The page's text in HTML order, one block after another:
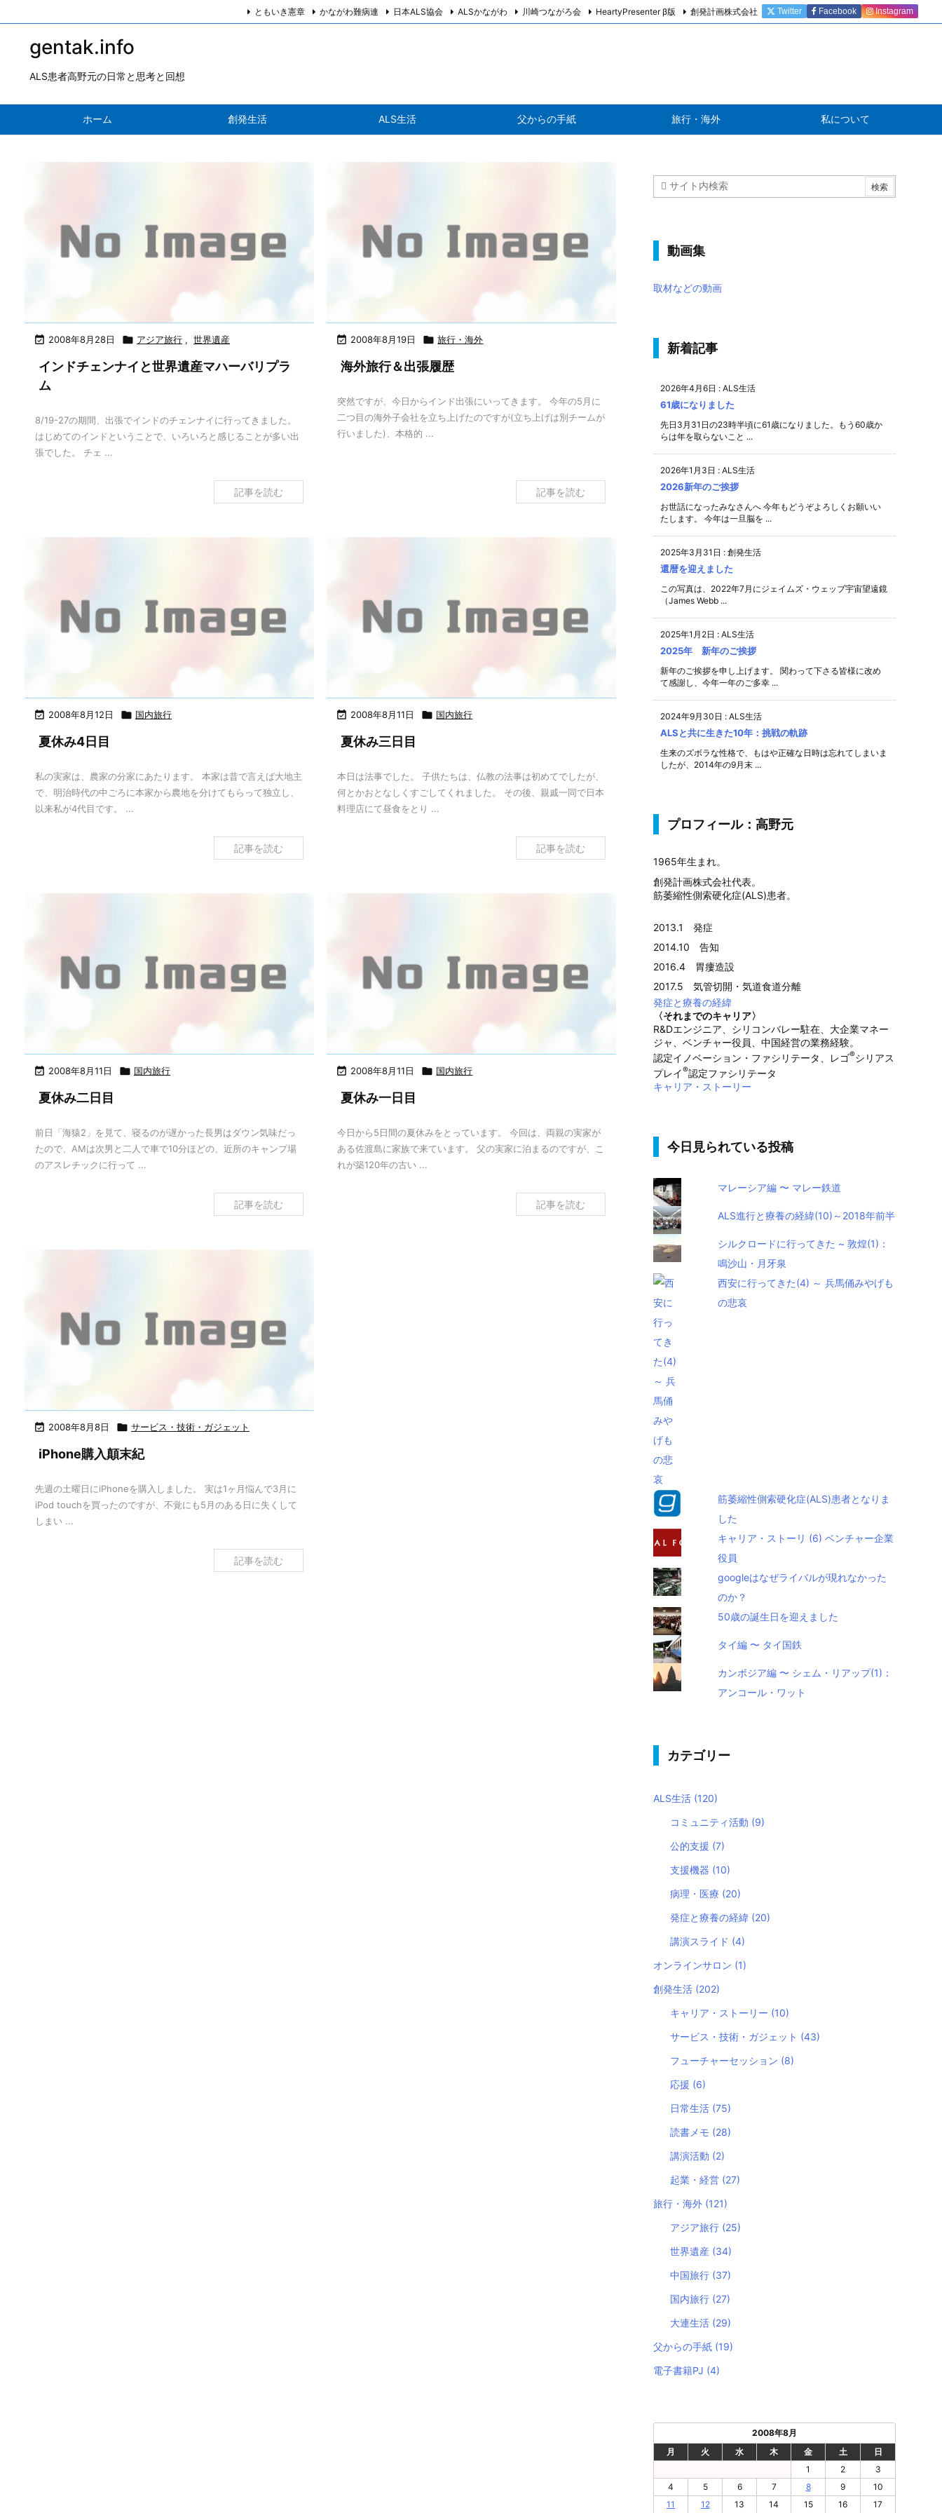
gentak.info
ALS患者高野元の日常と思考と回想
ホーム 創発生活 ALS生活 父からの手紙 旅行・海外 私について
ともいき憲章 かながわ難病連 日本ALS協会 ALSかながわ 川崎つながろ会 HeartyPresenter β版 創発計画株式会社 Twitter Facebook Instagram
 2008年8月28日  アジア旅行 , 世界遺産
インドチェンナイと世界遺産マハーバリプラ
ム
8/19-27の期間、出張でインドのチェンナイに行ってきました。
はじめてのインドということで、いろいろと感じることが多い出
張でした。 チェ ...
記事を読む
 2008年8月19日  旅行・海外
海外旅行＆出張履歴
突然ですが、今日からインド出張にいってきます。 今年の5月に
二つ目の海外子会社を立ち上げたのですが(立ち上げは別チームが
行いました)、本格的 ...
記事を読む
 2008年8月12日  国内旅行
夏休み4日目
私の実家は、農家の分家にあたります。 本家は昔で言えば大地主
で、明治時代の中ごろに本家から農地を分けてもらって独立し、
以来私が4代目です。 ...
記事を読む
 2008年8月11日  国内旅行
夏休み三日目
本日は法事でした。 子供たちは、仏教の法事は初めてでしたが、
何とかおとなしくすごしてくれました。 その後、親戚一同で日本
料理店にて昼食をとり ...
記事を読む
 2008年8月11日  国内旅行
夏休み二日目
前日「海猿2」を見て、寝るのが遅かった長男はダウン気味だっ
たので、AMは次男と二人で車で10分ほどの、近所のキャンプ場
のアスレチックに行って ...
記事を読む
 2008年8月11日  国内旅行
夏休み一日目
今日から5日間の夏休みをとっています。 今回は、両親の実家が
ある佐渡島に家族で来ています。 父の実家に泊まるのですが、こ
れが築120年の古い ...
記事を読む
 2008年8月8日  サービス・技術・ガジェット
iPhone購入顛末紀
先週の土曜日にiPhoneを購入しました。 実は1ヶ月悩んで3月に
iPod touchを買ったのですが、不覚にも5月のある日に失くして
しまい ...
記事を読む
動画集
取材などの動画
新着記事
2026年4月6日 : ALS生活
61歳になりました
先日3月31日の23時半頃に61歳になりました。もう60歳か
らは年を取らないこと ...
2026年1月3日 : ALS生活
2026新年のご挨拶
お世話になったみなさんへ 今年もどうぞよろしくお願いい
たします。 今年は一旦脳を ...
2025年3月31日 : 創発生活
還暦を迎えました
この写真は、2022年7月にジェイムズ・ウェッブ宇宙望遠鏡
（James Webb ...
2025年1月2日 : ALS生活
2025年 新年のご挨拶
新年のご挨拶を申し上げます。 関わって下さる皆様に改め
て感謝し、今年一年のご多幸 ...
2024年9月30日 : ALS生活
ALSと共に生きた10年：挑戦の軌跡
生来のズボラな性格で、もはや正確な日時は忘れてしまいま
したが、2014年の9月末 ...
プロフィール：高野元
1965年生まれ。
創発計画株式会社代表。
筋萎縮性側索硬化症(ALS)患者。
2013.1 発症
2014.10 告知
2016.4 胃瘻造設
2017.5 気管切開・気道食道分離
発症と療養の経緯
〈それまでのキャリア〉
R&Dエンジニア、シリコンバレー駐在、大企業マネー
ジャ、ベンチャー役員、中国経営の業務経験。
認定イノベーション・ファシリテータ、レゴ®シリアス
プレイ®認定ファシリテータ
キャリア・ストーリー
今日見られている投稿
マレーシア編 〜 マレー鉄道
ALS進行と療養の経緯(10)～2018年前半
シルクロードに行ってきた ~ 敦煌(1)：
鳴沙山・月牙泉
西安に行ってきた(4) ～ 兵馬俑みやげも
の悲哀
筋萎縮性側索硬化症(ALS)患者となりま
した
キャリア・ストーリ (6) ベンチャー企業
役員
googleはなぜライバルが現れなかった
のか？
50歳の誕生日を迎えました
タイ編 〜 タイ国鉄
カンボジア編 〜 シェム・リアップ(1)：
アンコール・ワット
カテゴリー
ALS生活 (120)
コミュニティ活動 (9)
公的支援 (7)
支援機器 (10)
病理・医療 (20)
発症と療養の経緯 (20)
講演スライド (4)
オンラインサロン (1)
創発生活 (202)
キャリア・ストーリー (10)
サービス・技術・ガジェット (43)
フューチャーセッション (8)
応援 (6)
日常生活 (75)
読書メモ (28)
講演活動 (2)
起業・経営 (27)
旅行・海外 (121)
アジア旅行 (25)
世界遺産 (34)
中国旅行 (37)
国内旅行 (27)
大連生活 (29)
父からの手紙 (19)
電子書籍PJ (4)
2008年8月
月
火 水 木 金 土
日
1
2
3
4
5 6 7 8 9
10
11
12 13 14 15 16 17